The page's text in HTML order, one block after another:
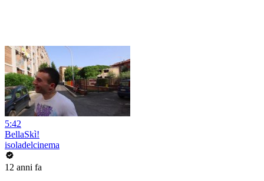
5:42
BellaSkì!
isoladelcinema
12 anni fa